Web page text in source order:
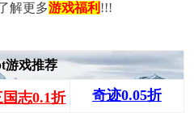
解更多游戏福利 !!!
游戏推荐
志0.1折 奇迹0.05折